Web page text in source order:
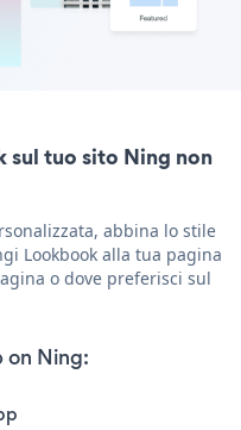
tuo sito Ning non
abbina lo stile
Lookbook alla tua pagina
o dove preferisci sul
on Ning: